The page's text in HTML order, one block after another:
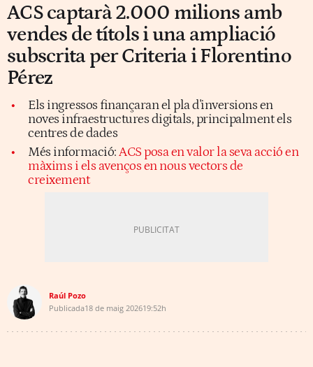
ACS captarà 2.000 milions amb
vendes de títols i una ampliació
subscrita per Criteria i Florentino
Pérez
Els ingressos finançaran el pla d'inversions en
noves infraestructures digitals, principalment els
centres de dades
Més informació:ACS posa en valor la seva acció en
màxims i els avenços en nous vectors de
creixement
Raúl Pozo
Publicada18 de maig 202619:52h